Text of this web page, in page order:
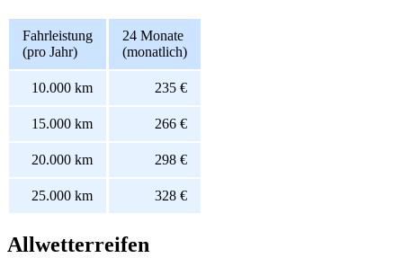
Fahrleistung
(pro Jahr)
24 Monate
(monatlich)
10.000 km 235 €
15.000 km 266 €
20.000 km 298 €
25.000 km 328 €
Allwetterreifen